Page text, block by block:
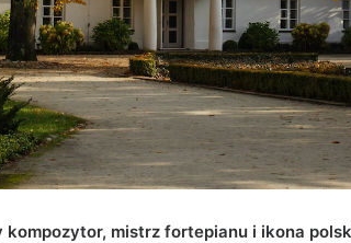
mistrz fortepianu i ikona